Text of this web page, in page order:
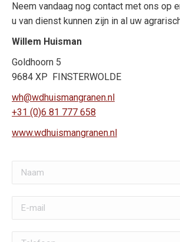
Neem vandaag nog contact met ons op
u van dienst kunnen zijn in al uw
Willem Huisman
Goldhoorn 5
9684 XP FINSTERWOLDE
wh@wdhuismangranen.nl
+31 (0)6 81 777 658
www.wdhuismangranen.nl